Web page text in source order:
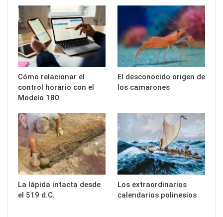
Cómo relacionar el
control horario con el
Modelo 180
El desconocido origen de
los camarones
La lápida intacta desde
el 519 d.C.
Los extraordinarios
calendarios polinesios